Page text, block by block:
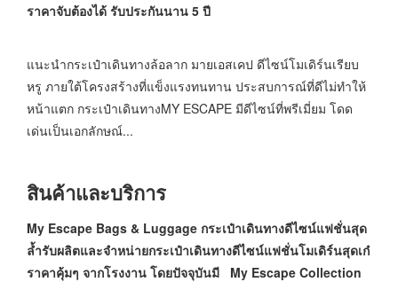
ราคาจับต้องได้ รับประกันนาน 5 ปี
แนะนำกระเป๋าเดินทางล้อลาก มายเอสเคป ดีไซน์โมเดิร์นเรียบ
หรู ภายใต้โครงสร้างที่แข็งแรงทนทาน ประสบการณ์ที่ดีไม่ทำให้
หน้าแตก กระเป๋าเดินทางMY ESCAPE มีดีไซน์ที่พรีเมี่ยม โดด
เด่นเป็นเอกลักษณ์...
สินค้าและบริการ
My Escape Bags & Luggage กระเป๋าเดินทางดีไซน์แฟชั่นสุด
ล้ำรับผลิตและจำหน่ายกระเป๋าเดินทางดีไซน์แฟชั่นโมเดิร์นสุดเก๋
ราคาคุ้มๆ จากโรงงาน โดยปัจจุบันมี
My Escape Collection